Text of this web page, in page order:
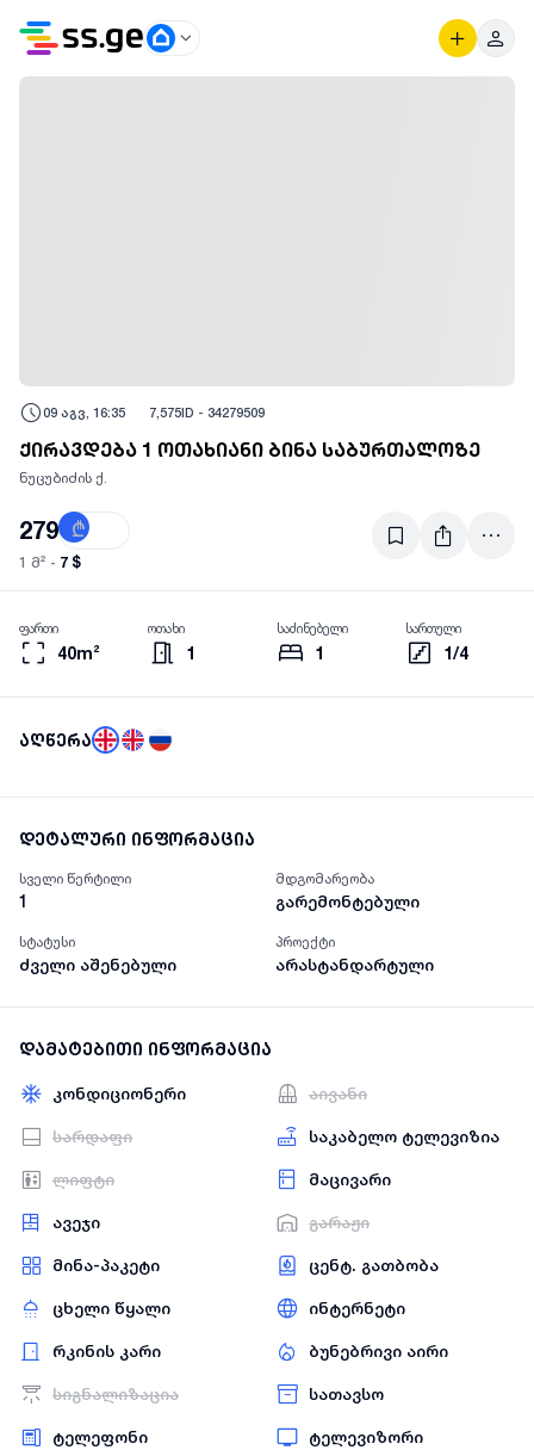
09 აგვ, 16:35 7,575ID - 34279509
ქირავდება 1 ოთახიანი ბინა საბურთალოზე
ნუცუბიძის ქ.
279 ₾
1 მ² - 7 $
40m²
ფართი
1
ოთახი
1
საძინებელი
1/4
სართული
აღწერა
დეტალური ინფორმაცია
სველი წერტილი
1
მდგომარეობა
გარემონტებული
სტატუსი
ძველი აშენებული
პროექტი
არასტანდარტული
დამატებითი ინფორმაცია
კონდიციონერი აივანი
სარდაფი საკაბელო ტელევიზია
ლიფტი მაცივარი
ავეჯი გარაჟი
მინა-პაკეტი ცენტ. გათბობა
ცხელი წყალი ინტერნეტი
რკინის კარი ბუნებრივი აირი
სიგნალიზაცია სათავსო
ტელეფონი ტელევიზორი